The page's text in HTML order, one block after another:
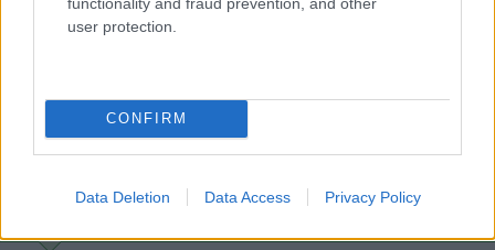
user protection.
CONFIRM
Data Deletion Data Access Privacy Policy
5804
della parete dietro è il costruttore ma generalmente non la
indica, non parliamo poi di camper datati e non recenti dove li
poi si son perse le tracce costruttive, si va di buon senso cioè
PDR